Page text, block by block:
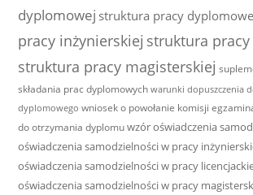
dyplomowej struktura pracy
pracy inżynierskiej struktura
struktura pracy magisterskiej
składania prac dyplomowych warunki dopuszczenia
dyplomowego wniosek o powołanie komisji
do otrzymania dyplomu wzór oświadczenia
oświadczenia samodzielności w pracy
oświadczenia samodzielności w pracy
oświadczenia samodzielności w pracy